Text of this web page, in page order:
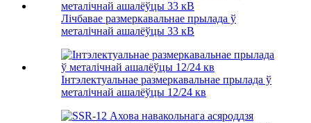
Лічбавае размеркавальнае прылада ў
металічнай ашалёўцы 33 кВ
Інтэлектуальнае размеркавальнае прылада ў
металічнай ашалёўцы 12/24 кв